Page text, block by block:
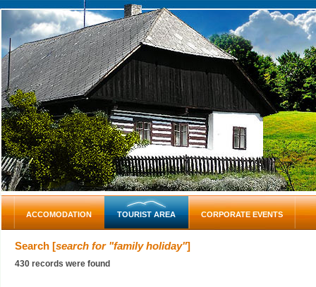
Search [search for "family holiday"]
430 records were found
ACCOMODATION TOURIST AREA CORPORATE EVENTS